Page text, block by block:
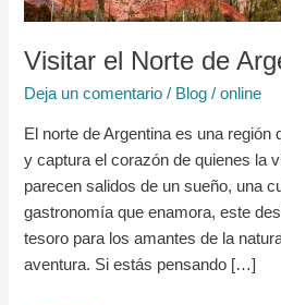
Visitar el Norte de
Deja un comentario / Blog /online
El norte de Argentina es una región
y captura el corazón de quienes la
parecen salidos de un sueño, una
gastronomía que enamora, este
tesoro para los amantes de la
aventura. Si estás pensando […]